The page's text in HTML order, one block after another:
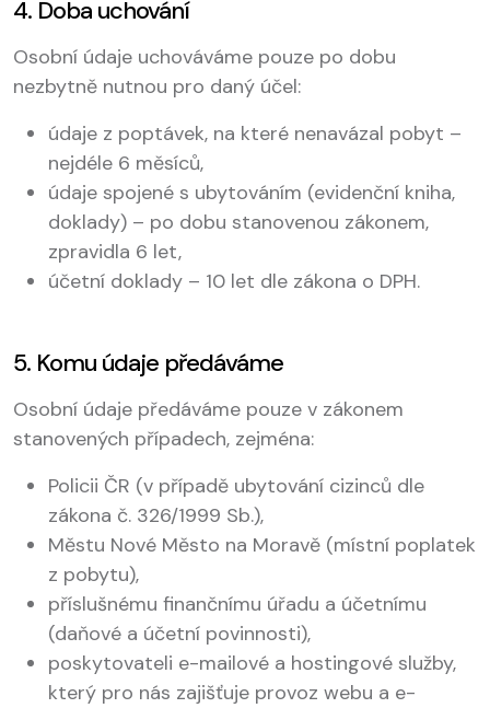
4. Doba uchování
Osobní údaje uchováváme pouze po dobu
nezbytně nutnou pro daný účel:
údaje z poptávek, na které nenavázal pobyt –
nejdéle 6 měsíců,
údaje spojené s ubytováním (evidenční kniha,
doklady) – po dobu stanovenou zákonem,
zpravidla 6 let,
účetní doklady – 10 let dle zákona o DPH.
5. Komu údaje předáváme
Osobní údaje předáváme pouze v zákonem
stanovených případech, zejména:
Policii ČR (v případě ubytování cizinců dle
zákona č. 326/1999 Sb.),
Městu Nové Město na Moravě (místní poplatek
z pobytu),
příslušnému finančnímu úřadu a účetnímu
(daňové a účetní povinnosti),
poskytovateli e-mailové a hostingové služby,
který pro nás zajišťuje provoz webu a e-